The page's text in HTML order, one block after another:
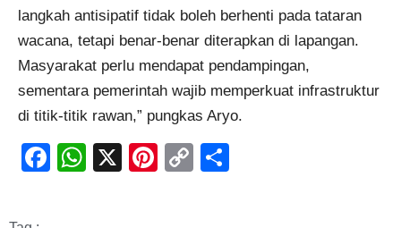
langkah antisipatif tidak boleh berhenti pada tataran
wacana, tetapi benar-benar diterapkan di lapangan.
Masyarakat perlu mendapat pendampingan,
sementara pemerintah wajib memperkuat infrastruktur
di titik-titik rawan,” pungkas Aryo.
Facebook
WhatsApp
X Pinterest
Copy